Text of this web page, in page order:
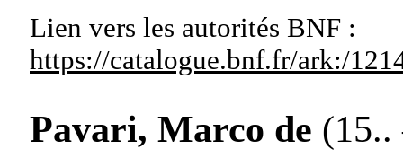
Lien vers les autorités BNF :
https://catalogue.bnf.fr/ark:/
Pavari, Marco de (15..